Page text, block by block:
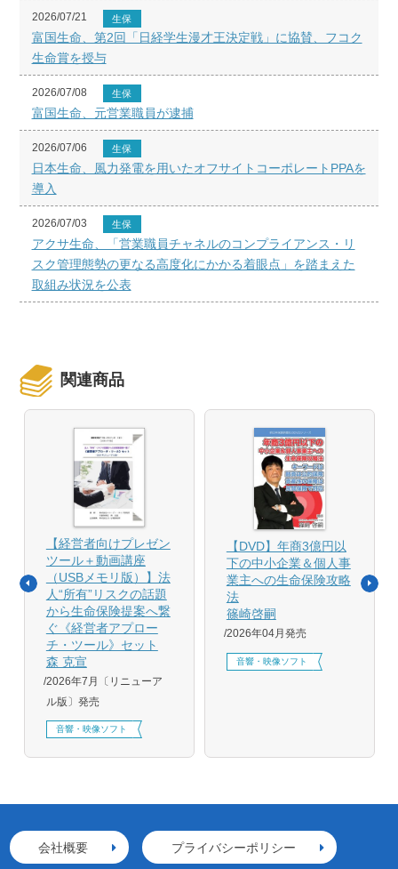
2026/07/21 生保
富国生命、第2回「日経学生漫才王決定戦」に協賛、フコク
生命賞を授与
2026/07/08 生保
富国生命、元営業職員が逮捕
2026/07/06 生保
日本生命、風力発電を用いたオフサイトコーポレートPPAを
導入
2026/07/03 生保
アクサ生命、「営業職員チャネルのコンプライアンス・リ
スク管理態勢の更なる高度化にかかる着眼点」を踏まえた
取組み状況を公表
関連商品
【経営者向けプレゼン
ツール＋動画講座
（USBメモリ版）】法
人“所有”リスクの話題
から生命保険提案へ繋
ぐ《経営者アプロー
チ・ツール》セット
森 克宣
2026年7月〔リニューア
ル版〕発売
音響・映像ソフト
【DVD】年商3億円以
下の中小企業＆個人事
業主への生命保険攻略
法
篠崎啓嗣
2026年04月発売
音響・映像ソフト
会社概要 プライバシーポリシー